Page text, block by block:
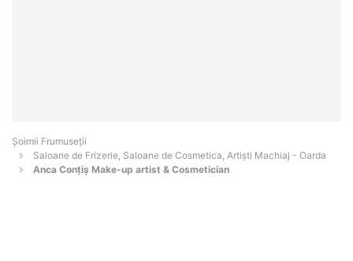
Șoimii Frumuseții
Saloane de Frizerie, Saloane de Cosmetica, Artiști Machiaj - Oarda
Anca Conțiș Make-up artist & Cosmetician